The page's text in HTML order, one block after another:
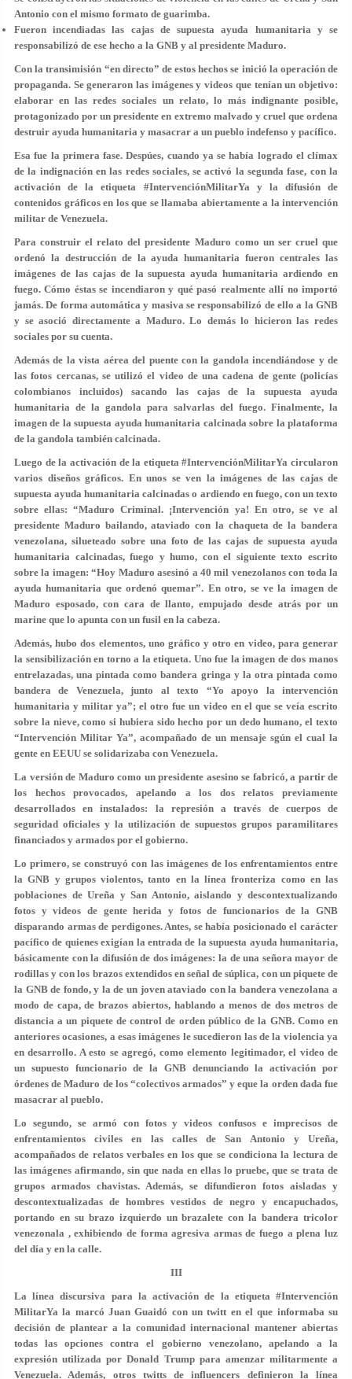
Antonio con el mismo formato de guarimba.
Fueron incendiadas las cajas de supuesta ayuda humanitaria y se
responsabilizó de ese hecho a la GNB y al presidente Maduro.
Con la transimisión “en directo” de estos hechos se inició la operación de
propaganda. Se generaron las imágenes y videos que tenían un objetivo:
elaborar en las redes sociales un relato, lo más indignante posible,
protagonizado por un presidente en extremo malvado y cruel que ordena
destruir ayuda humanitaria y masacrar a un pueblo indefenso y pacífico.
Esa fue la primera fase. Despúes, cuando ya se había logrado el clímax
de la indignación en las redes sociales, se activó la segunda fase, con la
activación de la etiqueta #IntervenciónMilitarYa y la difusión de
contenidos gráficos en los que se llamaba abiertamente a la intervención
militar de Venezuela.
Para construir el relato del presidente Maduro como un ser cruel que
ordenó la destrucción de la ayuda humanitaria fueron centrales las
imágenes de las cajas de la supuesta ayuda humanitaria ardiendo en
fuego. Cómo éstas se incendiaron y qué pasó realmente allí no importó
jamás. De forma automática y masiva se responsabilizó de ello a la GNB
y se asoció directamente a Maduro. Lo demás lo hicieron las redes
sociales por su cuenta.
Además de la vista aérea del puente con la gandola incendiándose y de
las fotos cercanas, se utilizó el video de una cadena de gente (policías
colombianos incluidos) sacando las cajas de la supuesta ayuda
humanitaria de la gandola para salvarlas del fuego. Finalmente, la
imagen de la supuesta ayuda humanitaria calcinada sobre la plataforma
de la gandola también calcinada.
Luego de la activación de la etiqueta #IntervenciónMilitarYa circularon
varios diseños gráficos. En unos se ven la imágenes de las cajas de
supuesta ayuda humanitaria calcinadas o ardiendo en fuego, con un texto
sobre ellas: “Maduro Criminal. ¡Intervención ya! En otro, se ve al
presidente Maduro bailando, ataviado con la chaqueta de la bandera
venezolana, silueteado sobre una foto de las cajas de supuesta ayuda
humanitaria calcinadas, fuego y humo, con el siguiente texto escrito
sobre la imagen: “Hoy Maduro asesinó a 40 mil venezolanos con toda la
ayuda humanitaria que ordenó quemar”. En otro, se ve la imagen de
Maduro esposado, con cara de llanto, empujado desde atrás por un
marine que lo apunta con un fusil en la cabeza.
Además, hubo dos elementos, uno gráfico y otro en video, para generar
la sensibilización en torno a la etiqueta. Uno fue la imagen de dos manos
entrelazadas, una pintada como bandera gringa y la otra pintada como
bandera de Venezuela, junto al texto “Yo apoyo la intervención
humanitaria y militar ya”; el otro fue un video en el que se veía escrito
sobre la nieve, como si hubiera sido hecho por un dedo humano, el texto
“Intervención Militar Ya”, acompañado de un mensaje sgún el cual la
gente en EEUU se solidarizaba con Venezuela.
La versión de Maduro como un presidente asesino se fabricó, a partir de
los hechos provocados, apelando a los dos relatos previamente
desarrollados en instalados: la represión a través de cuerpos de
seguridad oficiales y la utilización de supuestos grupos paramilitares
financiados y armados por el gobierno.
Lo primero, se construyó con las imágenes de los enfrentamientos entre
la GNB y grupos violentos, tanto en la línea fronteriza como en las
poblaciones de Ureña y San Antonio, aislando y descontextualizando
fotos y videos de gente herida y fotos de funcionarios de la GNB
disparando armas de perdigones. Antes, se había posicionado el carácter
pacífico de quienes exigían la entrada de la supuesta ayuda humanitaria,
básicamente con la difusión de dos imágenes: la de una señora mayor de
rodillas y con los brazos extendidos en señal de súplica, con un piquete de
la GNB de fondo, y la de un joven ataviado con la bandera venezolana a
modo de capa, de brazos abiertos, hablando a menos de dos metros de
distancia a un piquete de control de orden público de la GNB. Como en
anteriores ocasiones, a esas imágenes le sucedieron las de la violencia ya
en desarrollo. A esto se agregó, como elemento legitimador, el video de
un supuesto funcionario de la GNB denunciando la activación por
órdenes de Maduro de los “colectivos armados” y eque la orden dada fue
masacrar al pueblo.
Lo segundo, se armó con fotos y videos confusos e imprecisos de
enfrentamientos civiles en las calles de San Antonio y Ureña,
acompañados de relatos verbales en los que se condiciona la lectura de
las imágenes afirmando, sin que nada en ellas lo pruebe, que se trata de
grupos armados chavistas. Además, se difundieron fotos aisladas y
descontextualizadas de hombres vestidos de negro y encapuchados,
portando en su brazo izquierdo un brazalete con la bandera tricolor
venezonala , exhibiendo de forma agresiva armas de fuego a plena luz
del día y en la calle.
III
La línea discursiva para la activación de la etiqueta #Intervención
MilitarYa la marcó Juan Guaidó con un twitt en el que informaba su
decisión de plantear a la comunidad internacional mantener abiertas
todas las opciones contra el gobierno venezolano, apelando a la
expresión utilizada por Donald Trump para amenzar militarmente a
Venezuela. Además, otros twitts de influencers definieron la línea